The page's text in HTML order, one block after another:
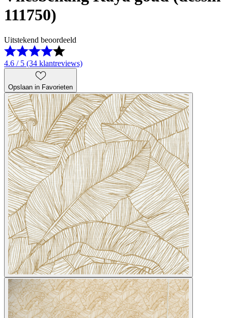
111750)
Uitstekend beoordeeld
4.6 / 5 (34 klantreviews)
Opslaan in Favorieten